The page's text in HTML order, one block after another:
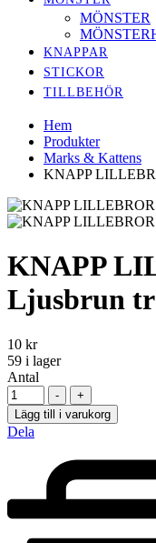
MÖNSTER
KNAPPAR
STICKOR
TILLBEHÖR
Hem
Produkter
Marks & Kattens
KNAPP
KNAPP
Ljusbrun
10 kr
59 i lager
Antal
-
+
Lägg till i varukorg
Dela